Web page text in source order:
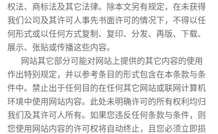
权法、商标法及其它法律。除本文另有规定，在未获得
我们公司及其许可人事先书面许可的情况下，不得以任
何形式或以任何方式复制、复印、分发、再版、下载、
展示、张贴或传播这些内容。
网站其它部分可能对网站上提供的其它内容的使用
作出特别规定，并以参考条目的形式包含在本条款与条
件中。禁止出于任何目的在任何其它网站或联网计算机
环境中使用网站内容。此处未明确许可的所有权利均归
我们及其许可人所有。如果您违反任何条款与条件，则
您使用网站内容的许可权将自动终止，且您必须立即损